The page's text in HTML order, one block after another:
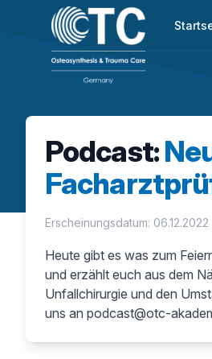
Podcast:
Erscheinungsdatum: 06.12.2022
Heute gibt es was zum
und erzählt euch aus dem
Unfallchirurgie und den
uns an podcast@otc-